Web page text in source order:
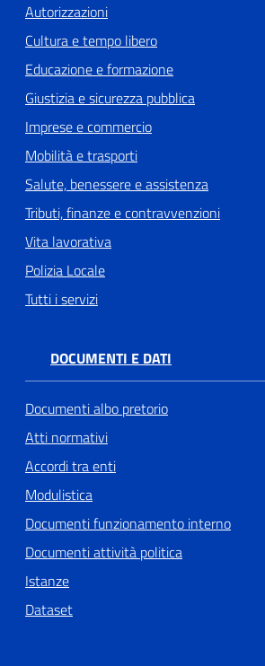
Autorizzazioni
Cultura e tempo libero
Educazione e formazione
Giustizia e sicurezza pubblica
Imprese e commercio
Mobilità e trasporti
Salute, benessere e assistenza
Tributi, finanze e contravvenzioni
Vita lavorativa
Polizia Locale
Tutti i servizi
DOCUMENTI E DATI
Documenti albo pretorio
Atti normativi
Accordi tra enti
Modulistica
Documenti funzionamento interno
Documenti attività politica
Istanze
Dataset